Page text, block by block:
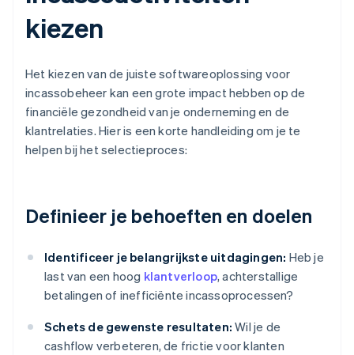
kiezen
Het kiezen van de juiste softwareoplossing voor
incassobeheer kan een grote impact hebben op de
financiële gezondheid van je onderneming en de
klantrelaties. Hier is een korte handleiding om je te
helpen bij het selectieproces:
Definieer je behoeften en doelen
Identificeer je belangrijkste uitdagingen: Heb je
last van een hoog klantverloop, achterstallige
betalingen of inefficiënte incassoprocessen?
Schets de gewenste resultaten: Wil je de
cashflow verbeteren, de frictie voor klanten